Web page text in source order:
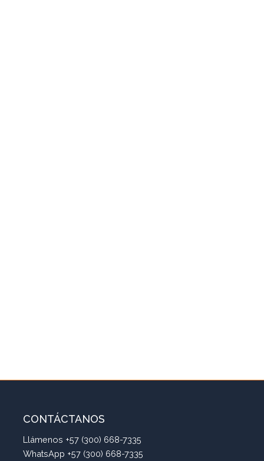
CONTÁCTANOS
Llámenos +57 (300) 668-7335
WhatsApp +57 (300) 668-7335